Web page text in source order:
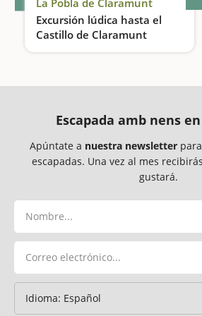
Excursión lúdica hasta el
Castillo de Claramunt
Un recoorido lúdico y un camino lleno de sorpresas
Escapada amb nens
Apúntate a nuestra newsletterpara
escapadas. Una vez al mes
gustará.